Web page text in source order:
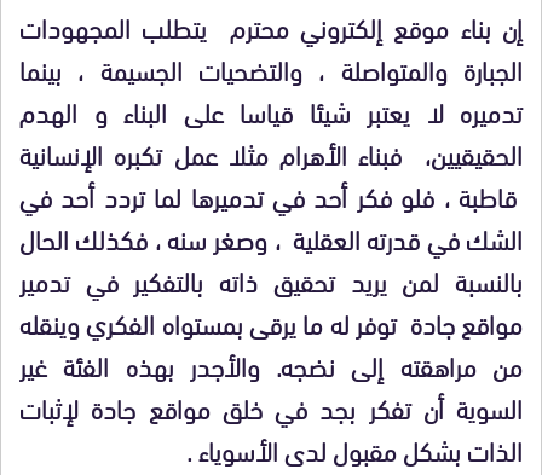
إن بناء موقع إلكتروني محترم يتطلب المجهودات
الجبارة والمتواصلة ، والتضحيات الجسيمة ، بينما
تدميره لا يعتبر شيئا قياسا على البناء و الهدم
الحقيقيين، فبناء الأهرام مثلا عمل تكبره الإنسانية
قاطبة ، فلو فكر أحد في تدميرها لما تردد أحد في
الشك في قدرته العقلية ، وصغر سنه ، فكذلك الحال
بالنسبة لمن يريد تحقيق ذاته بالتفكير في تدمير
مواقع جادة توفر له ما يرقى بمستواه الفكري وينقله
من مراهقته إلى نضجه. والأجدر بهذه الفئة غير
السوية أن تفكر بجد في خلق مواقع جادة لإثبات
الذات بشكل مقبول لدى الأسوياء .